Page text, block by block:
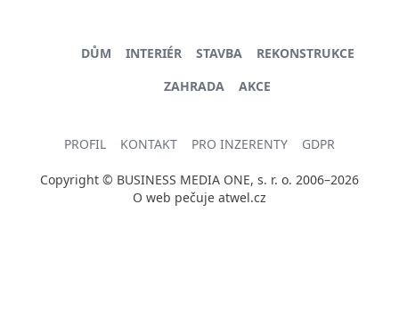
DŮM INTERIÉR STAVBA
REKONSTRUKCE
ZAHRADA
AKCE
PROFIL KONTAKT PRO INZERENTY GDPR
Copyright © BUSINESS MEDIA ONE, s. r. o. 2006–2026